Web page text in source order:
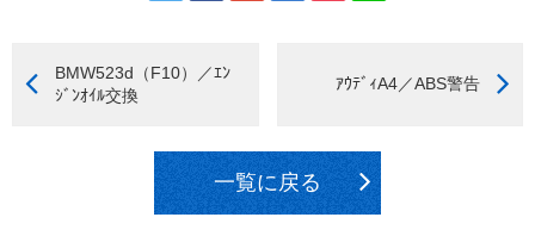
BMW523d（F10）／ｴﾝ
ｼﾞﾝｵｲﾙ交換
ｱｳﾃﾞｨA4／ABS警告
一覧に戻る